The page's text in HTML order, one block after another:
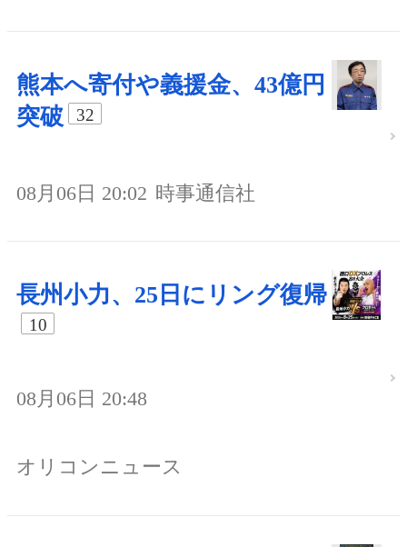
熊本へ寄付や義援金、43億円
突破
32
08月06日 20:02 時事通信社
長州小力、25日にリング復帰
10
08月06日 20:48
オリコンニュース